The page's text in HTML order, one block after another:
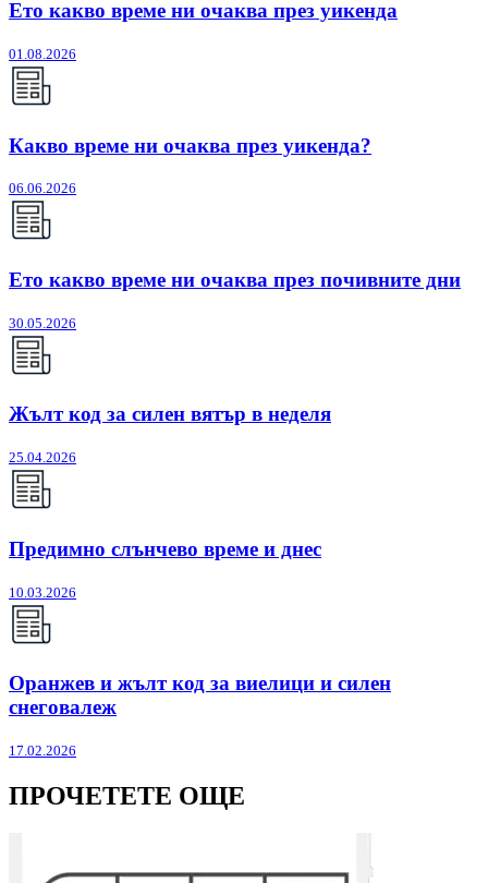
Ето какво време ни очаква през уикенда
01.08.2026
Какво време ни очаква през уикенда?
06.06.2026
Ето какво време ни очаква през почивните дни
30.05.2026
Жълт код за силен вятър в неделя
25.04.2026
Предимно слънчево време и днес
10.03.2026
Оранжев и жълт код за виелици и силен
снеговалеж
17.02.2026
ПРОЧЕТЕТЕ ОЩЕ